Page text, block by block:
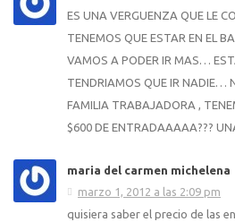
ES UNA VERGUENZA QUE LE
TENEMOS QUE ESTAR EN EL
VAMOS A PODER IR MAS…
TENDRIAMOS QUE IR NADIE…
FAMILIA TRABAJADORA ,
$600 DE ENTRADAAAAA???
maria del carmen michelena
marzo 1, 2012 a las 2:09 pm
quisiera saber el precio de las